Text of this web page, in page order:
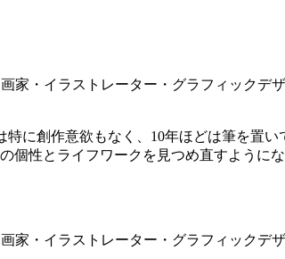
・イラストレーター・グラフィックデ
に創作意欲もなく、10年ほどは筆を置
個性とライフワークを見つめ直すよう
・イラストレーター・グラフィックデ